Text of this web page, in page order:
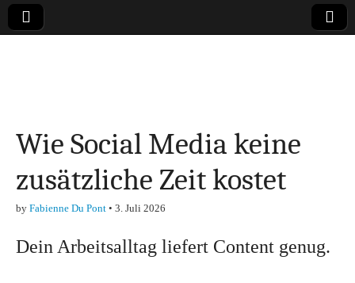
Finanzen,
Marketing-, Vertrieb-
& Investment-Tipps
Wie Social Media keine
zusätzliche Zeit kostet
by Fabienne Du Pont • 3. Juli 2026
Dein Arbeitsalltag liefert Content genug.